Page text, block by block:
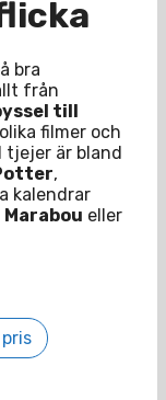
bra
från
till
filmer och
tjejer är bland
,
kalendrar
Marabou eller